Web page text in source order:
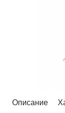
Описание